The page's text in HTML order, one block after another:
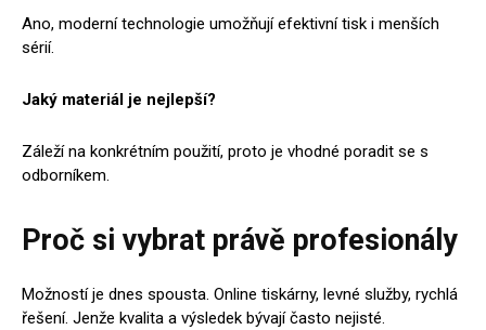
Ano, moderní technologie umožňují efektivní tisk i menších
sérií.
Jaký materiál je nejlepší?
Záleží na konkrétním použití, proto je vhodné poradit se s
odborníkem.
Proč si vybrat právě profesionály
Možností je dnes spousta. Online tiskárny, levné služby, rychlá
řešení. Jenže kvalita a výsledek bývají často nejisté.